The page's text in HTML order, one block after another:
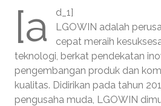
[a
d_1]
LGOWIN adalah
cepat meraih
teknologi, berkat pendekatan
pengembangan produk dan
kualitas. Didirikan pada tahun
pengusaha muda, LGOWIN